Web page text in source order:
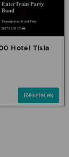
Hotel Tisia
Részletek